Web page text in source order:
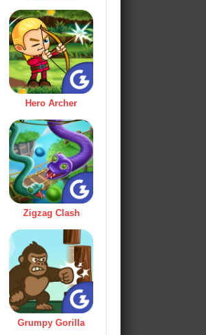
Hero Archer
Zigzag Clash
Grumpy Gorilla